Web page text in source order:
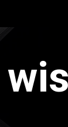
content